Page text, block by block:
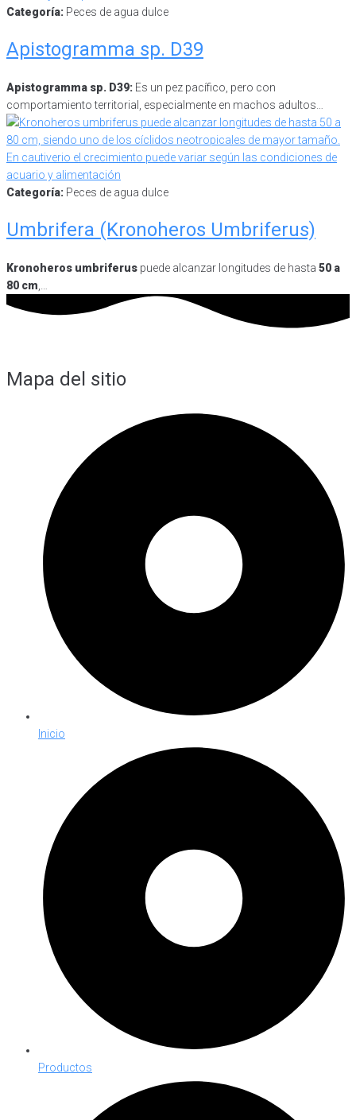
Categoría: Peces de agua dulce
Apistogramma sp. D39
Apistogramma sp. D39: Es un pez pacífico, pero con
comportamiento territorial, especialmente en machos adultos…
Categoría: Peces de agua dulce
Umbrifera (Kronoheros Umbriferus)
Kronoheros umbriferus puede alcanzar longitudes de hasta 50 a
80 cm
Mapa del sitio
Inicio
Productos